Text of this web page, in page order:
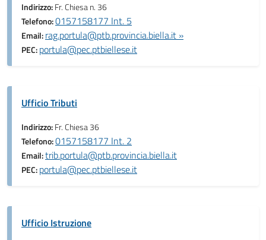
Indirizzo:Fr. Chiesa n. 36
Telefono:0157158177 Int. 5
Email:rag.portula@ptb.provincia.biella.it »
PEC:portula@pec.ptbiellese.it
Ufficio Tributi
Indirizzo:Fr. Chiesa 36
Telefono:0157158177 Int. 2
Email:trib.portula@ptb.provincia.biella.it
PEC:portula@pec.ptbiellese.it
Ufficio Istruzione